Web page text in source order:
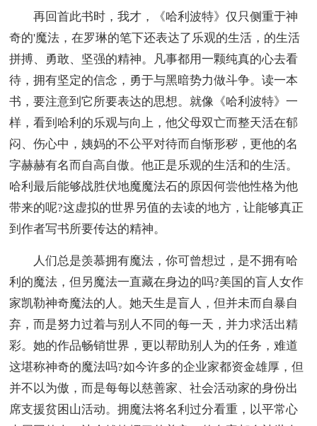
再回首此书时，我才，《哈利波特》仅只侧重于神
奇的'魔法，在罗琳的笔下还表达了乐观的生活，的生活
拼搏、勇敢、坚强的精神。凡事都用一颗纯真的心去看
待，拥有坚定的信念，勇于与黑暗势力做斗争。读一本
书，要注意到它所要表达的思想。就像《哈利波特》一
样，看到哈利的乐观与向上，他父母双亡而整天活在郁
闷、伤心中，姨妈的不公平对待而自惭形秽，更他的名
字赫赫有名而自高自傲。他正是乐观的生活和的生活。
哈利最后能够战胜伏地魔魔法石的原因何尝他性格为他
带来的呢?这虚拟的世界另值的去读的地方，让能够真正
到作者写书所要传达的精神。
人们总是羡慕拥有魔法，你可曾想过，是不拥有哈
利的魔法，但另魔法一直藏在身边的吗?美国的盲人女作
家凯勒神奇魔法的人。她天生是盲人，但并未而自暴自
弃，而是努力过着与别人不同的每一天，并力求活出精
彩。她的作品畅销世界，更以帮助别人为的任务，难道
这堪称神奇的魔法吗?如今许多的企业家都资金雄厚，但
并不以为傲，而是每每以慈善家、社会活动家的身份出
席支援贫困山活动。拥魔法将名利过分看重，以平常心